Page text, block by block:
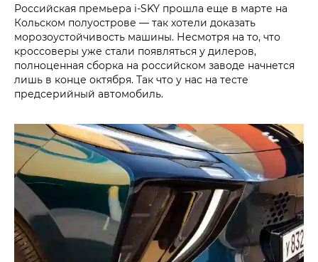
Российская премьера i‑SKY прошла еще в марте на
Кольском полуострове — так хотели доказать
морозоустойчивость машины. Несмотря на то, что
кроссоверы уже стали появляться у дилеров,
полноценная сборка на российском заводе начнется
лишь в конце октября. Так что у нас на тесте
предсерийный автомобиль.